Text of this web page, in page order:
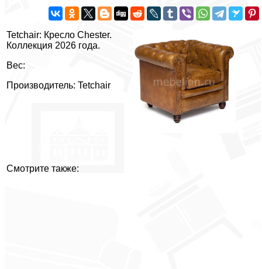
Tetchair: Кресло Chester.
Коллекция 2026 года.
Вес:
Производитель: Tetchair
Смотрите также: